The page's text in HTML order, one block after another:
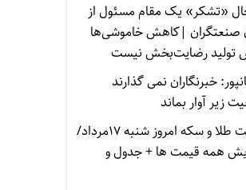
«تشکر» یک مقام مسئول از
صنعتگران |کاهش خاموشی‌ها
تولید رضایت‌بخش نیست
خبرنگاران نمی گذارند
زیر آوار بماند
قیمت طلا و سکه امروز شنبه 17مرداد/
همه قیمت ها + جدول و